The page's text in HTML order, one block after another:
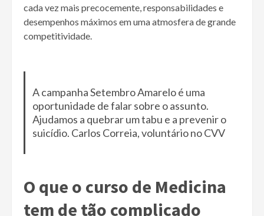
cada vez mais precocemente, responsabilidades e
desempenhos máximos em uma atmosfera de grande
competitividade.
A campanha Setembro Amarelo é uma
oportunidade de falar sobre o assunto.
Ajudamos a quebrar um tabu e a prevenir o
suicídio. Carlos Correia, voluntário no CVV
O que o curso de Medicina
tem de tão complicado